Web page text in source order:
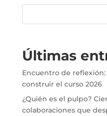
Últimas
Encuentro de
construir el curso 2026
¿Quién es el pulpo?
colaboraciones que